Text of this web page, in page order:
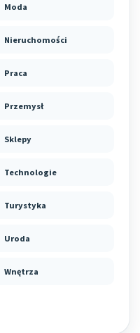
Moda
Nieruchomości
Praca
Przemysł
Sklepy
Technologie
Turystyka
Uroda
Wnętrza